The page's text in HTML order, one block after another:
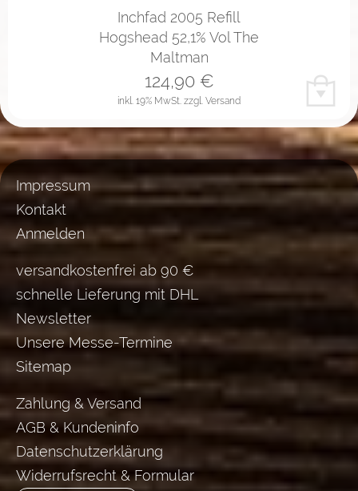
Inchfad 2005 Refill
Hogshead 52,1% Vol The
Maltman
inkl. 19% MwSt. zzgl. Versand
124,90€
Impressum
Kontakt
Anmelden
versandkostenfrei ab 90 €
schnelle Lieferung mit DHL
Newsletter
Unsere Messe-Termine
Sitemap
Zahlung & Versand
AGB & Kundeninfo
Datenschutzerklärung
Widerrufsrecht & Formular